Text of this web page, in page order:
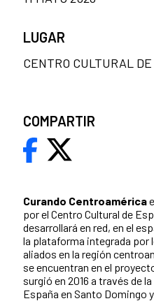
Curando Centroamérica
por el Centro Cultural de
desarrollará en red, en el
la plataforma integrada por
aliados en la región
se encuentran en el
surgió en 2016 a través de
España en Santo Domingo
LUGAR
CENTRO CULTURAL
COMPARTIR